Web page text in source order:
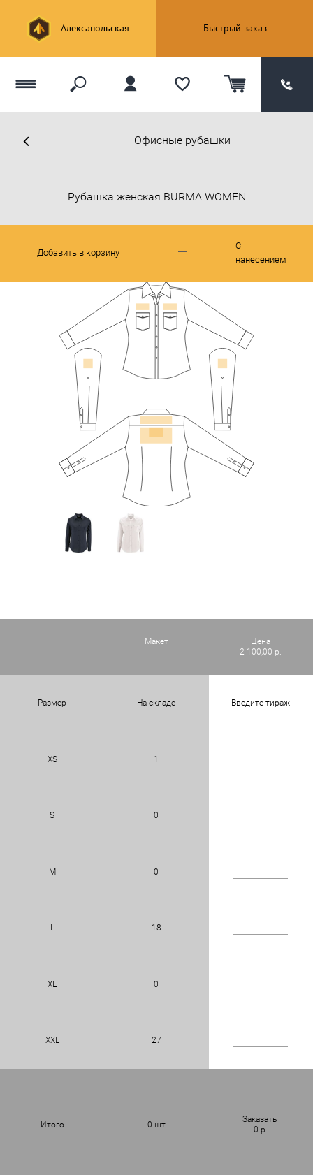
Алексапольская Быстрый заказ
Офисные рубашки
С
нанесением
Рубашка женская BURMA WOMEN
Добавить в корзину
Макет
Цена
2 100,00 р.
Размер На складе Введите тираж
XS 1
S 0
M 0
L 18
XL 0
XXL 27
Итого 0 шт
Заказать
0 р.